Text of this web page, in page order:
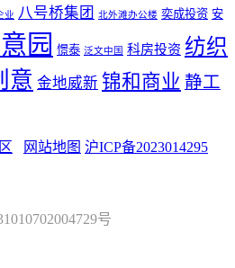
业 八号桥集团 北外滩办公楼 奕成投资 安
园 憬泰 泛文中国 科房投资 纺织
意 金地威新 锦和商业 静工
网站地图 沪ICP备2023014295
号